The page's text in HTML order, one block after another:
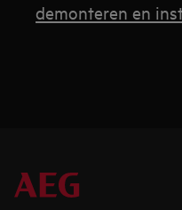
demonteren en